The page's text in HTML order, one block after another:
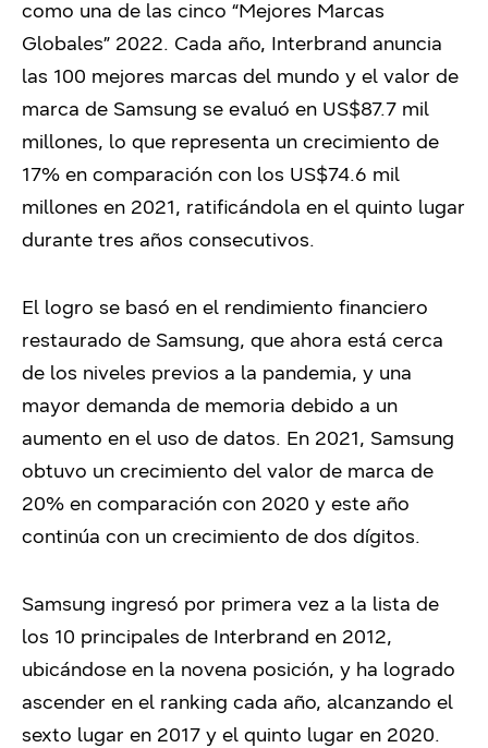
como una de las cinco “Mejores Marcas
Globales” 2022. Cada año, Interbrand anuncia
las 100 mejores marcas del mundo y el valor de
marca de Samsung se evaluó en US$87.7 mil
millones, lo que representa un crecimiento de
17% en comparación con los US$74.6 mil
millones en 2021, ratificándola en el quinto lugar
durante tres años consecutivos.
El logro se basó en el rendimiento financiero
restaurado de Samsung, que ahora está cerca
de los niveles previos a la pandemia, y una
mayor demanda de memoria debido a un
aumento en el uso de datos. En 2021, Samsung
obtuvo un crecimiento del valor de marca de
20% en comparación con 2020 y este año
continúa con un crecimiento de dos dígitos.
Samsung ingresó por primera vez a la lista de
los 10 principales de Interbrand en 2012,
ubicándose en la novena posición, y ha logrado
ascender en el ranking cada año, alcanzando el
sexto lugar en 2017 y el quinto lugar en 2020.